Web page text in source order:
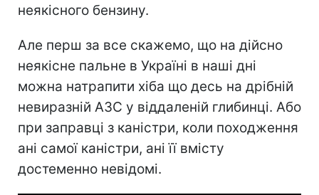
неякісного бензину.
Але перш за все скажемо, що на дійсно
неякісне пальне в Україні в наші дні
можна натрапити хіба що десь на дрібній
невиразній АЗС у віддаленій глибинці. Або
при заправці з каністри, коли походження
ані самої каністри, ані її вмісту
достеменно невідомі.